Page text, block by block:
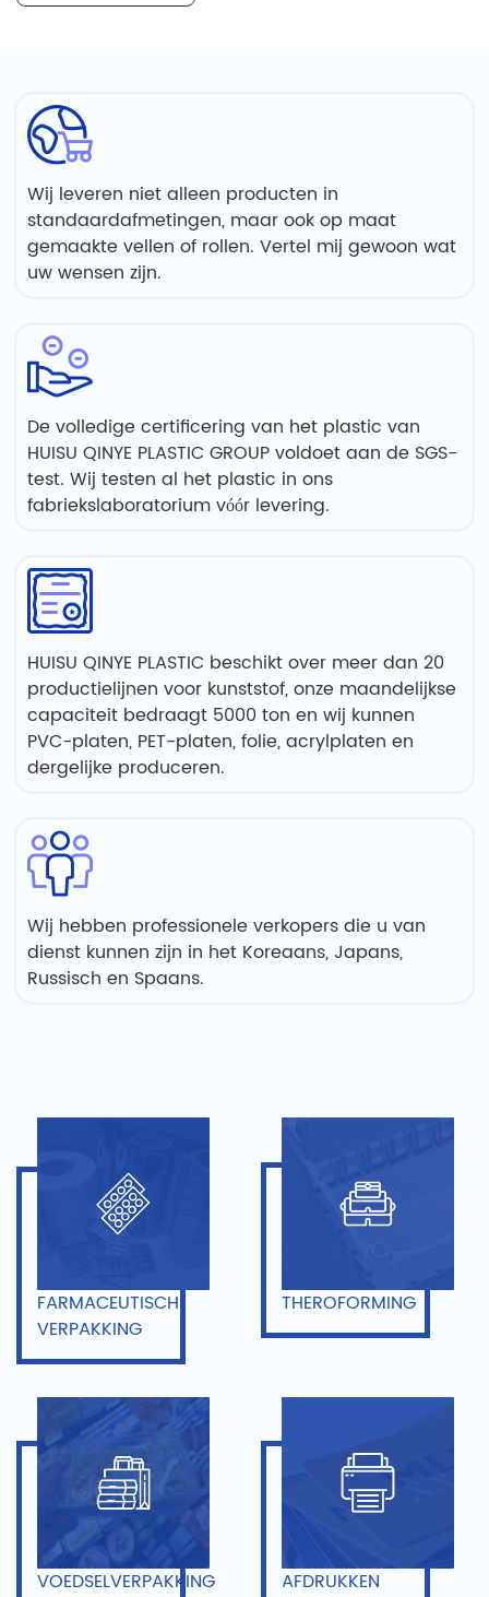
Wij leveren niet alleen producten in
standaardafmetingen, maar ook op maat
gemaakte vellen of rollen. Vertel mij gewoon wat
uw wensen zijn.
De volledige certificering van het plastic van
HUISU QINYE PLASTIC GROUP voldoet aan de SGS-
test. Wij testen al het plastic in ons
fabriekslaboratorium vóór levering.
HUISU QINYE PLASTIC beschikt over meer dan 20
productielijnen voor kunststof, onze maandelijkse
capaciteit bedraagt ​​5000 ton en wij kunnen
PVC-platen, PET-platen, folie, acrylplaten en
dergelijke produceren.
Wij hebben professionele verkopers die u van
dienst kunnen zijn in het Koreaans, Japans,
Russisch en Spaans.
FARMACEUTISCH
VERPAKKING
THEROFORMING
VOEDSELVERPAKKING AFDRUKKEN